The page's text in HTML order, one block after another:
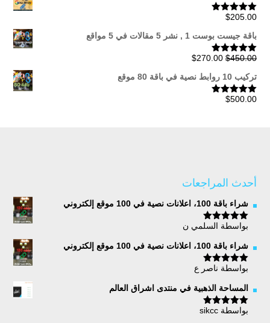
تم التقييم
$205.00
باقة جيست بوست 1 , نشر 5 مقالات في 5 مواقع
تم التقييم
$450.00
السعر
الأصلي
هو:
$270.00 السعر
تركيب 10 روابط نصية في باقة 80 موقع
تم التقييم
$500.00
أحدث المراجعات
شراء باقة 100، اعلانات نصية في 100 موقع إلكتروني
تم التقييم5
بواسطة السلمي ن
شراء باقة 100، اعلانات نصية في 100 موقع إلكتروني
تم التقييم5
بواسطة ناصر ع
المساحة الذهبية في منتدى اشراق العالم
تم التقييم5
بواسطة sikcc